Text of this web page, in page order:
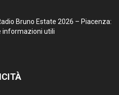
Bruno Estate 2026 – Piacenza:
informazioni utili